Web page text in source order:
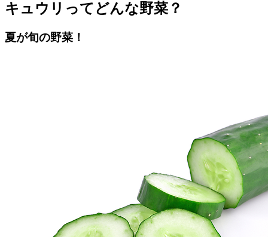
キュウリってどんな野菜？
夏が旬の野菜！